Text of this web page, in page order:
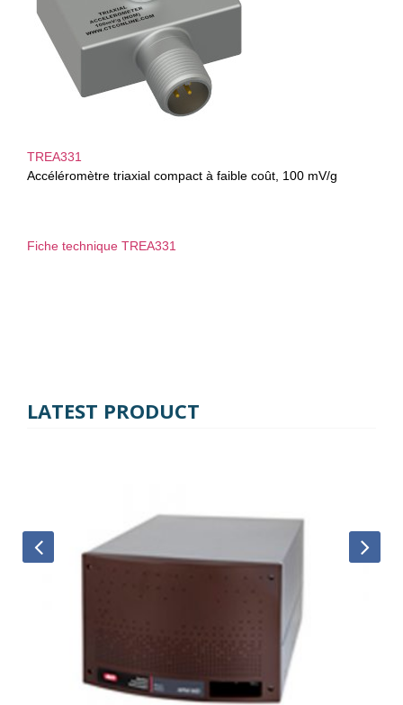
TREA331
Accéléromètre triaxial compact à faible coût, 100 mV/g
Fiche technique TREA331
LATEST PRODUCT